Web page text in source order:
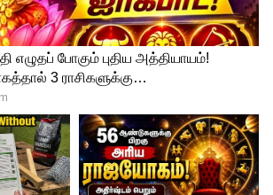
முக்கிய துறைகளுக்குத் தனி
கோப்புகளும் கிடப்பில்